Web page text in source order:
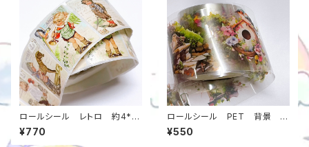
ロールシール レトロ 約4*3
センチ 1巻（約500枚） 当店
¥770
ロールシール PET 背景 風
景 装飾 約4センチ幅*5メー
トル 当店オリジナル m0000
¥550